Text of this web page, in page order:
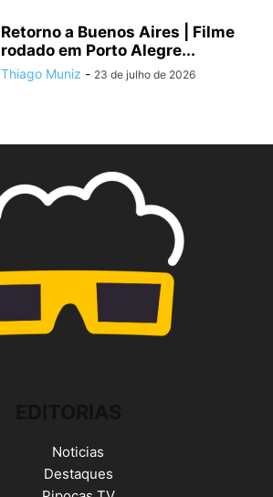
Retorno a Buenos Aires | Filme
rodado em Porto Alegre...
Thiago Muniz - 23 de julho de 2026
Noticias
Destaques